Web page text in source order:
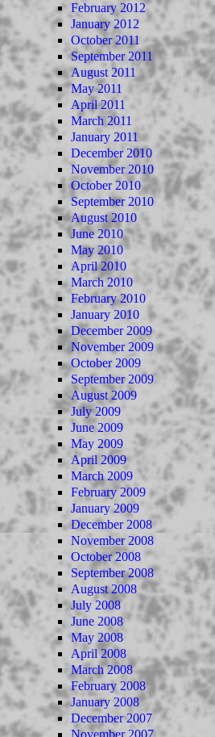
February 2012
January 2012
October 2011
September 2011
August 2011
May 2011
April 2011
March 2011
January 2011
December 2010
November 2010
October 2010
September 2010
August 2010
June 2010
May 2010
April 2010
March 2010
February 2010
January 2010
December 2009
November 2009
October 2009
September 2009
August 2009
July 2009
June 2009
May 2009
April 2009
March 2009
February 2009
January 2009
December 2008
November 2008
October 2008
September 2008
August 2008
July 2008
June 2008
May 2008
April 2008
March 2008
February 2008
January 2008
December 2007
November 2007